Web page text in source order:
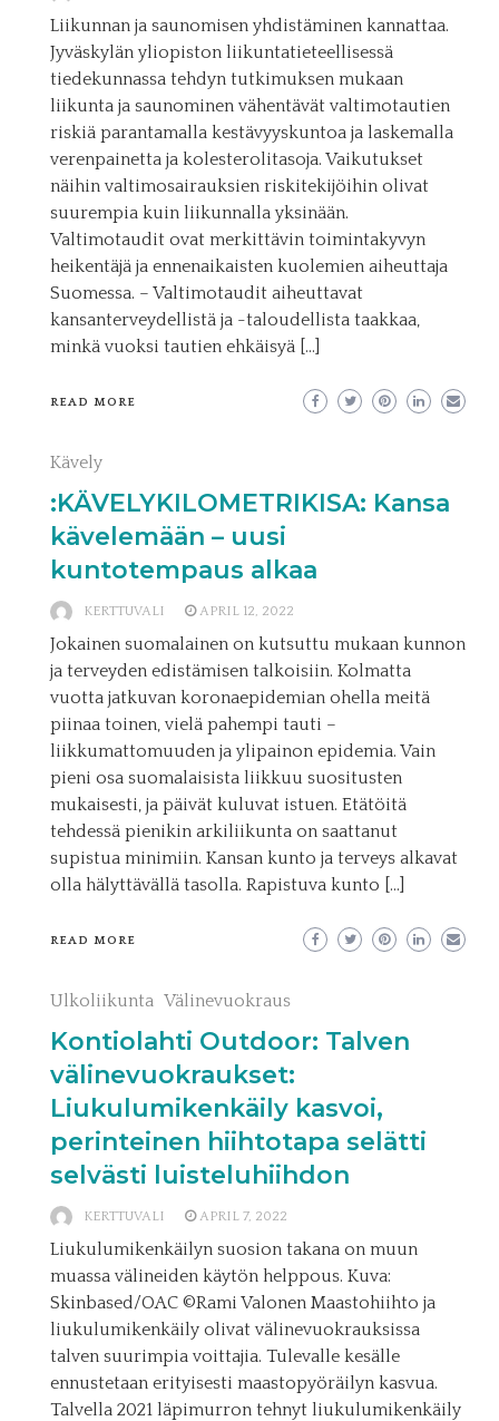
Liikunnan ja saunomisen yhdistäminen kannattaa.
Jyväskylän yliopiston liikuntatieteellisessä
tiedekunnassa tehdyn tutkimuksen mukaan
liikunta ja saunominen vähentävät valtimotautien
riskiä parantamalla kestävyyskuntoa ja laskemalla
verenpainetta ja kolesterolitasoja. Vaikutukset
näihin valtimosairauksien riskitekijöihin olivat
suurempia kuin liikunnalla yksinään.
Valtimotaudit ovat merkittävin toimintakyvyn
heikentäjä ja ennenaikaisten kuolemien aiheuttaja
Suomessa. – Valtimotaudit aiheuttavat
kansanterveydellistä ja -taloudellista taakkaa,
minkä vuoksi tautien ehkäisyä […]
READ MORE
Kävely
:KÄVELYKILOMETRIKISA: Kansa
kävelemään – uusi
kuntotempaus alkaa
KERTTUVALI APRIL 12, 2022
Jokainen suomalainen on kutsuttu mukaan kunnon
ja terveyden edistämisen talkoisiin. Kolmatta
vuotta jatkuvan koronaepidemian ohella meitä
piinaa toinen, vielä pahempi tauti –
liikkumattomuuden ja ylipainon epidemia. Vain
pieni osa suomalaisista liikkuu suositusten
mukaisesti, ja päivät kuluvat istuen. Etätöitä
tehdessä pienikin arkiliikunta on saattanut
supistua minimiin. Kansan kunto ja terveys alkavat
olla hälyttävällä tasolla. Rapistuva kunto […]
READ MORE
Ulkoliikunta Välinevuokraus
Kontiolahti Outdoor: Talven
välinevuokraukset:
Liukulumikenkäily kasvoi,
perinteinen hiihtotapa selätti
selvästi luisteluhiihdon
KERTTUVALI APRIL 7, 2022
Liukulumikenkäilyn suosion takana on muun
muassa välineiden käytön helppous. Kuva:
Skinbased/OAC ©Rami Valonen Maastohiihto ja
liukulumikenkäily olivat välinevuokrauksissa
talven suurimpia voittajia. Tulevalle kesälle
ennustetaan erityisesti maastopyöräilyn kasvua.
Talvella 2021 läpimurron tehnyt liukulumikenkäily